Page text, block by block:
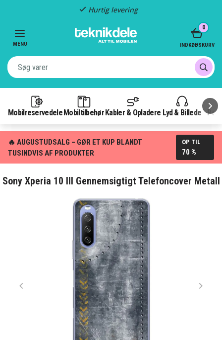
Hurtig levering
MENU
Mobilreservedele Mobiltilbehør Kabler & Opladere Lyd & Billede
0
INDKØBSKURV
🔥 AUGUSTUDSALG – GØR ET KUP BLANDT
TUSINDVIS AF PRODUKTER
OP TIL
70 %
Sony Xperia 10 III Gennemsigtigt Telefoncover Metall